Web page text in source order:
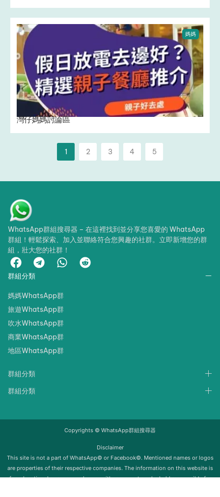
媽媽
灣仔媽媽討論區
1 2 3 4 5
WhatsApp群組搜尋器 – 在這裡找到並分享您喜愛的 WhatsApp
群組！輕鬆探索、加入並聯絡符合您興趣的社群。立即新增您的群
組，壯大您的社群！
群組分類
媽媽WhatsApp群
旅遊WhatsApp群
吹水WhatsApp群
商業WhatsApp群
地區WhatsApp群
群組分類
群組分類
Copyrights © WhatsApp群組搜尋器
Disclaimer
‍‍This site is not a part of WhatsApp© or Facebook©. Mentioned names or logos
are properties of their respective companies. The information on this website is
for educational purposes only; we neither support nor be held responsible for